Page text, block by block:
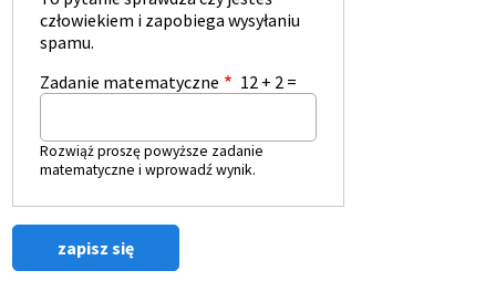
człowiekiem i zapobiega wysyłaniu
spamu.
Zadanie matematyczne
12 + 2 =
Rozwiąż proszę powyższe zadanie
matematyczne i wprowadź wynik.